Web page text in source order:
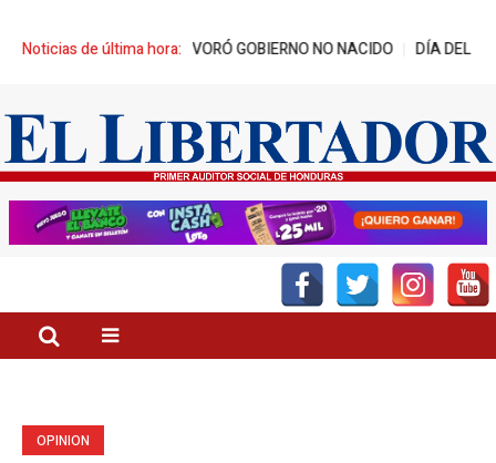
Noticias de última hora:
DEVORÓ GOBIERNO NO NACIDO DÍA DEL GATO, CONOZCA LOS
OPINION